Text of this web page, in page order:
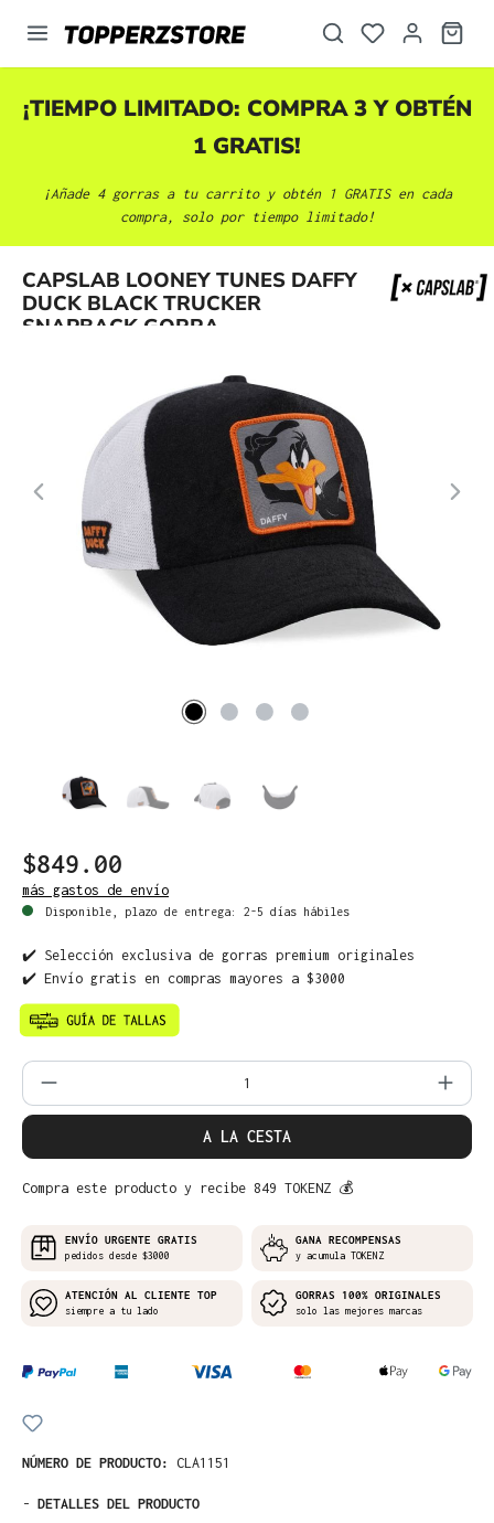
principal
¡TIEMPO LIMITADO: COMPRA 3 Y OBTÉN
1 GRATIS!
¡Añade 4 gorras a tu carrito y obtén 1 GRATIS en cada
compra, solo por tiempo limitado!
CAPSLAB LOONEY TUNES DAFFY
DUCK BLACK TRUCKER
SNAPBACK GORRA
Omitir galería de imágenes
$849.00
más gastos de envío
Disponible, plazo de entrega: 2-5 días hábiles
✔️ Selección exclusiva de gorras premium originales
✔️ Envío gratis en compras mayores a $3000
Cantidad del producto: introduce la
A LA CESTA
Compra este producto y recibe 849 TOKENZ 💰
ENVÍO URGENTE GRATIS
pedidos desde $3000
GANA RECOMPENSAS
y acumula TOKENZ
ATENCIÓN AL CLIENTE TOP
siempre a tu lado
GORRAS 100% ORIGINALES
solo las mejores marcas
NÚMERO DE PRODUCTO: CLA1151
- DETALLES DEL PRODUCTO